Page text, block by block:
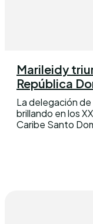
Marileidy
República
La delegación
brillando en los
Caribe Santo